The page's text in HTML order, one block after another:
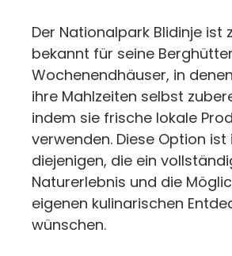
Der Nationalpark Blidinje ist
bekannt für seine
Wochenendhäuser, in
ihre Mahlzeiten selbst
indem sie frische lokale
verwenden. Diese Option
diejenigen, die ein
Naturerlebnis und die
eigenen kulinarischen
wünschen.